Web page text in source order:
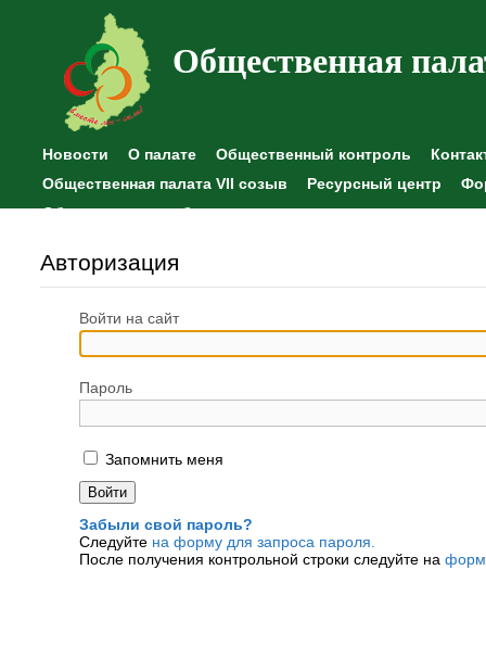
Общественная
Новости О палате Общественный контроль
Общественная палата VII созыв
Ресурсный центр
Общественные наблюдения
Авторизация
Войти на сайт
Пароль
Запомнить меня
Забыли свой пароль?
Следуйте на форму для запроса пароля.
После получения контрольной строки следуйте на